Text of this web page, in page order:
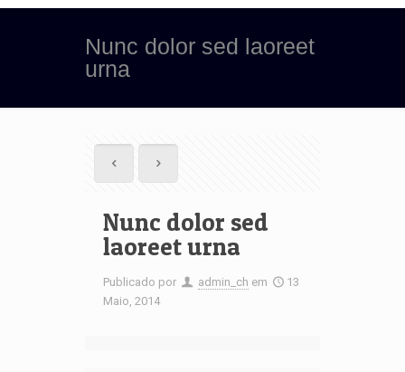
Nunc dolor sed laoreet
urna
Nunc dolor sed
laoreet urna
Publicado por admin_ch em
13
Maio, 2014